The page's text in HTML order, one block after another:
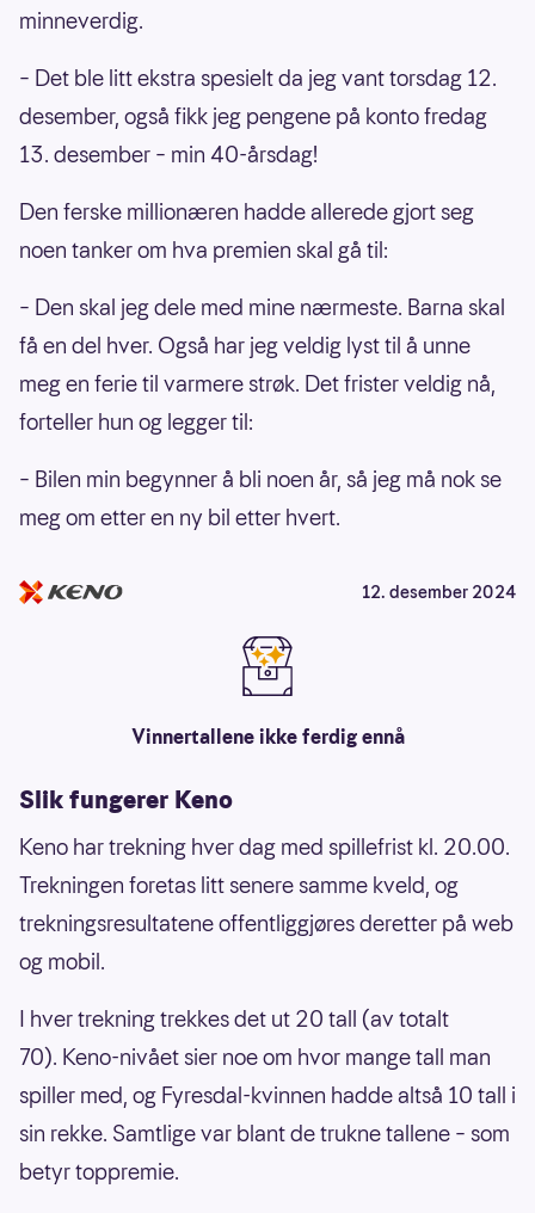
minneverdig.
– Det ble litt ekstra spesielt da jeg vant torsdag 12.
desember, også fikk jeg pengene på konto fredag
13. desember – min 40-årsdag!
Den ferske millionæren hadde allerede gjort seg
noen tanker om hva premien skal gå til:
– Den skal jeg dele med mine nærmeste. Barna skal
få en del hver. Også har jeg veldig lyst til å unne
meg en ferie til varmere strøk. Det frister veldig nå,
forteller hun og legger til:
– Bilen min begynner å bli noen år, så jeg må nok se
meg om etter en ny bil etter hvert.
12. desember 2024
Vinnertallene ikke ferdig ennå
Slik fungerer Keno
Keno har trekning hver dag med spillefrist kl. 20.00.
Trekningen foretas litt senere samme kveld, og
trekningsresultatene offentliggjøres deretter på web
og mobil.
I hver trekning trekkes det ut 20 tall (av totalt
70). Keno-nivået sier noe om hvor mange tall man
spiller med, og Fyresdal-kvinnen hadde altså 10 tall i
sin rekke. Samtlige var blant de trukne tallene – som
betyr toppremie.